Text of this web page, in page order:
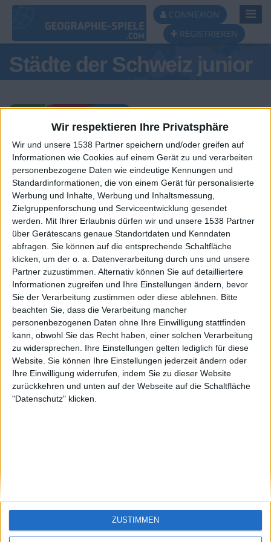
Wir respektieren Ihre Privatsphäre
Wir und unsere 1538 Partner speichern und/oder greifen auf
Informationen wie Cookies auf einem Gerät zu und verarbeiten
personenbezogene Daten wie eindeutige Kennungen und
Standardinformationen, die von einem Gerät für personalisierte
Werbung und Inhalte, Werbung und Inhaltsmessung,
Zielgruppenforschung und Serviceentwicklung gesendet
werden. Mit Ihrer Erlaubnis dürfen wir und unsere 1538 Partner
über Gerätescans genaue Standortdaten und Kenndaten
abfragen. Sie können auf die entsprechende Schaltfläche
klicken, um der o. a. Datenverarbeitung durch uns und unsere
Partner zuzustimmen. Alternativ können Sie auf detailliertere
Informationen zugreifen und Ihre Einstellungen ändern, bevor
Sie der Verarbeitung zustimmen oder diese ablehnen. Bitte
beachten Sie, dass die Verarbeitung mancher
personenbezogenen Daten ohne Ihre Einwilligung stattfinden
kann, obwohl Sie das Recht haben, einer solchen Verarbeitung
zu widersprechen. Ihre Einstellungen gelten lediglich für diese
Website. Sie können Ihre Einstellungen jederzeit ändern oder
Ihre Einwilligung widerrufen, indem Sie zu dieser Website
zurückkehren und unten auf der Webseite auf die Schaltfläche
"Datenschutz" klicken.
ZUSTIMMEN
CONNEXION
REGISTRIEREN
Städte der Schweiz junior
Tagespodest
#1
KXM aus der
Oberpfalz
#2
EnzRRh
#3
eek
Si vous êtes francophone, vous devriez allerici
🇺🇸 We noticed you’re visiting
from an English-speaking
country
Join our American version now and be
among the firsts to submit your score
on our leaderboards!
Let's visit GeoHeroes.com!